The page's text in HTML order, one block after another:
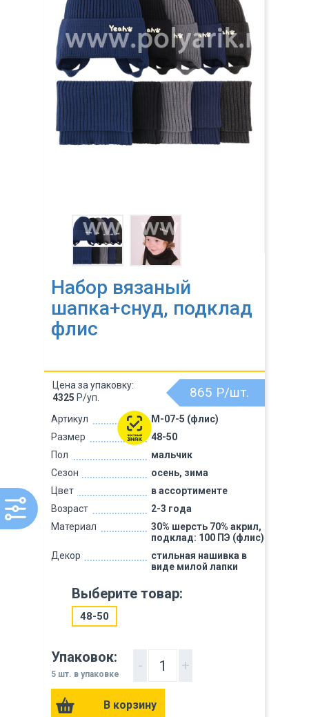
Набор вязаный
шапка+снуд, подклад
флис
Артикул
M-07-5 (флис)
Размер
48-50
Пол
мальчик
Сезон
осень, зима
Цвет
в ассортименте
Возраст
2-3 года
Материал
30% шерсть 70% акрил,
подклад: 100 ПЭ (флис)
Декор
стильная нашивка в
виде милой лапки
865 Р/шт.
Цена за упаковку:
4325 Р/уп.
Выберите товар:
48-50
Упаковок:
5 шт. в упаковке
- +